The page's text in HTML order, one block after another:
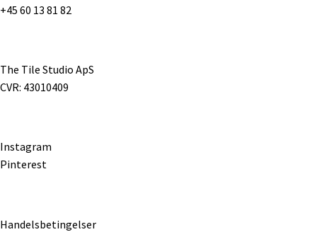
+45 60 13 81 82
The Tile Studio ApS
CVR: 43010409
Instagram
Pinterest
Handelsbetingelser